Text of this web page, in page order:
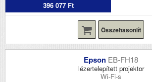
396 077 Ft
Összehasonlít
Epson EB-FH18
lézertelepített projektor
Wi-Fi-s